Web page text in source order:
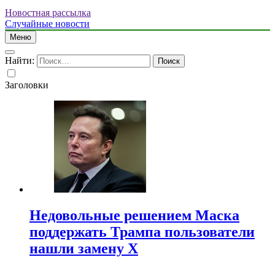
Новостная рассылка
Случайные новости
Меню
Найти:
Заголовки
Недовольные решением Маска
поддержать Трампа пользователи
нашли замену X